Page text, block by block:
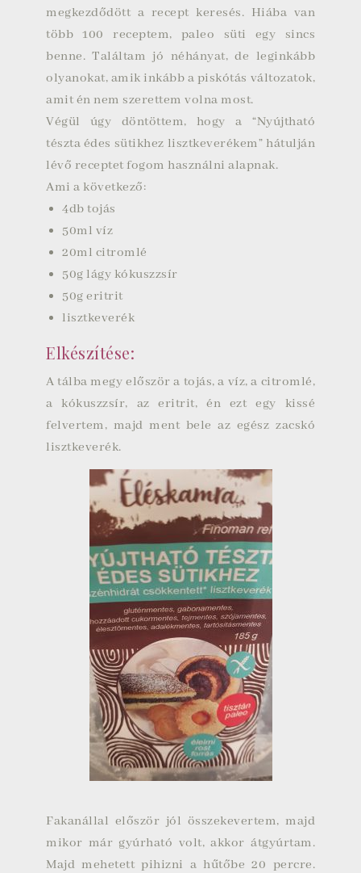
megkezdődött a recept keresés. Hiába van
több 100 receptem, paleo süti egy sincs
benne. Találtam jó néhányat, de leginkább
olyanokat, amik inkább a piskótás változatok,
amit én nem szerettem volna most.
Végül úgy döntöttem, hogy a “Nyújtható
tészta édes sütikhez lisztkeverékem” hátulján
lévő receptet fogom használni alapnak.
Ami a következő:
4db tojás
50ml víz
20ml citromlé
50g lágy kókuszzsír
50g eritrit
lisztkeverék
Elkészítése:
A tálba megy először a tojás, a víz, a citromlé,
a kókuszzsír, az eritrit, én ezt egy kissé
felvertem, majd ment bele az egész zacskó
lisztkeverék.
Fakanállal először jól összekevertem, majd
mikor már gyúrható volt, akkor átgyúrtam.
Majd mehetett pihizni a hűtőbe 20 percre.